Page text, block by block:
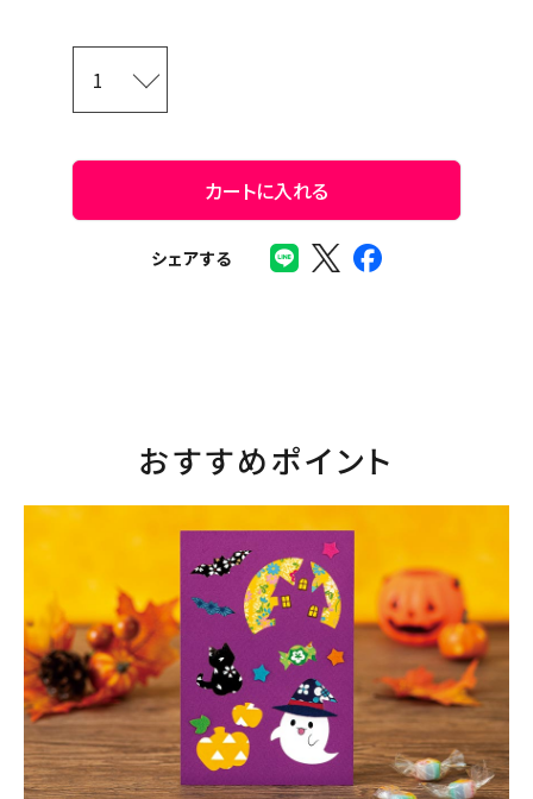
カートに入れる
シェアする
おすすめポイント